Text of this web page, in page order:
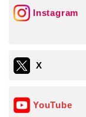
①共同して利用
②共同して利用
③共同利用する
Instagram
X
YouTube